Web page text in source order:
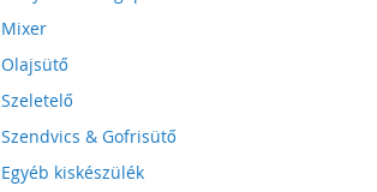
Mixer
Olajsütő
Szeletelő
Szendvics & Gofrisütő
Egyéb kiskészülék